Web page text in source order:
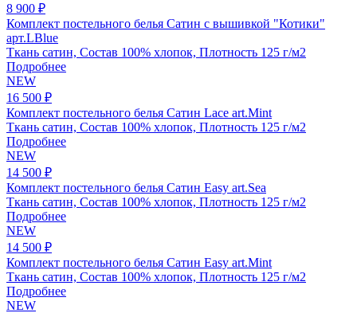
8 900 ₽
Комплект постельного белья Сатин с вышивкой "Котики"
арт.LBlue
Ткань сатин, Состав 100% хлопок, Плотность 125 г/м2
Подробнее
NEW
16 500 ₽
Комплект постельного белья Сатин Lace art.Mint
Ткань сатин, Состав 100% хлопок, Плотность 125 г/м2
Подробнее
NEW
14 500 ₽
Комплект постельного белья Сатин Easy art.Sea
Ткань сатин, Состав 100% хлопок, Плотность 125 г/м2
Подробнее
NEW
14 500 ₽
Комплект постельного белья Сатин Easy art.Mint
Ткань сатин, Состав 100% хлопок, Плотность 125 г/м2
Подробнее
NEW